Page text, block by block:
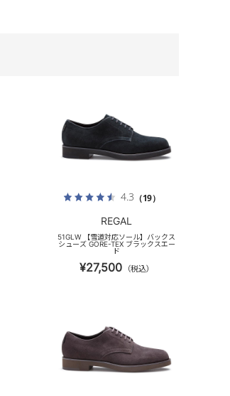
4.3 （19）
REGAL
51GLW 【雪道対応ソール】バックス
シューズ GORE-TEX ブラックスエー
ド
¥27,500 （税込）